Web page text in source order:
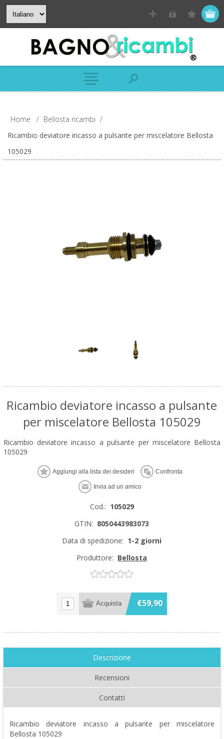
Home / Bellosta ricambi /
Ricambio deviatore incasso a pulsante per miscelatore Bellosta
105029
Ricambio deviatore incasso a pulsante
per miscelatore Bellosta 105029
Ricambio deviatore incasso a pulsante per miscelatore Bellosta
105029
Cod.: 105029
GTIN: 8050443983073
Data di spedizione: 1-2 giorni
Produttore: Bellosta
€59,90
Descrizione
Recensioni
Contatti
Ricambio deviatore incasso a pulsante per miscelatore
Bellosta 105029